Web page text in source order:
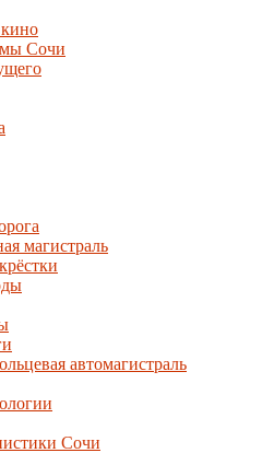
Сочи
магистраль
автомагистраль
Сочи